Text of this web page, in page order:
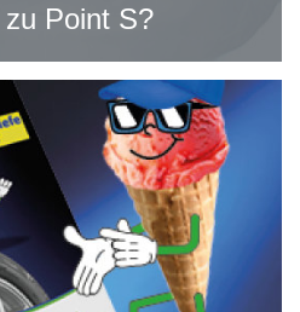
Point S?